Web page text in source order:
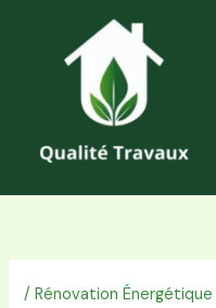
/Rénovation Énergétique